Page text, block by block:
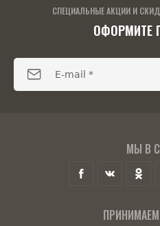
СПЕЦИАЛЬНЫЕ АКЦИИ И
ОФОРМИТЕ
МЫ В